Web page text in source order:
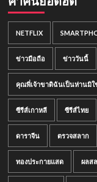
NETFLIX
ข่าวมือถือ ข่าววันนี้
คุณพี่เจ้าขาดิฉันเป็นห่านมิใ
ซีรีส์เกาหลี ซีรีส์ไทย
ดาราจีน ตรวจสลาก
ทองประกายแสด ผลส